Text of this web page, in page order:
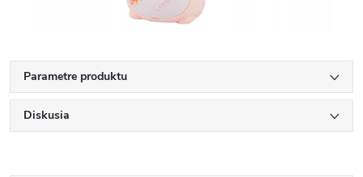
Parametre produktu
Diskusia